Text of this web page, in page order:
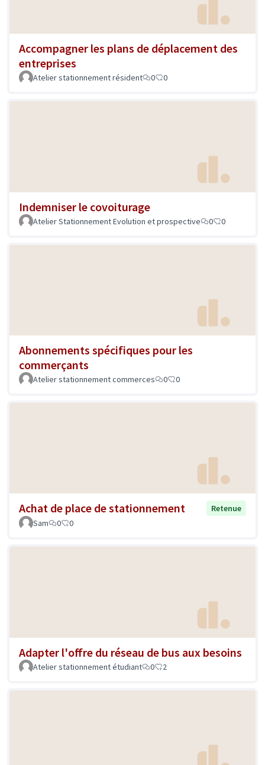
Accompagner les plans de déplacement des
entreprises
Atelier stationnement résident 0 0
Indemniser le covoiturage
Atelier Stationnement Evolution et prospective 0 0
Abonnements spécifiques pour les
commerçants
Atelier stationnement commerces 0 0
Achat de place de stationnement
Retenue
Sam
0 0
Adapter l'offre du réseau de bus aux besoins
Atelier stationnement étudiant 0 2